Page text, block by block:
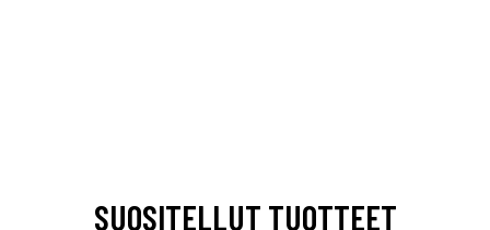
SUOSITELLUT TUOTTEET